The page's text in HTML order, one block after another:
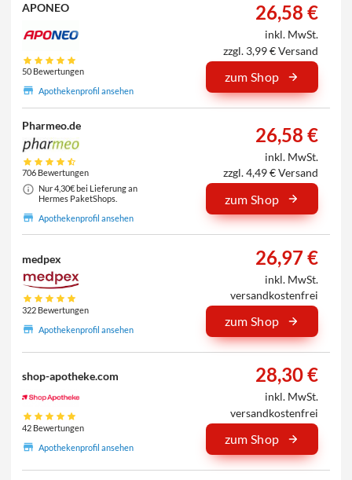
APONEO
50 Bewertungen
Apothekenprofil ansehen
26,58 €
inkl. MwSt.
zzgl. 3,99 € Versand
zum Shop
Pharmeo.de
706 Bewertungen
Nur 4,30€ bei Lieferung an
Hermes PaketShops.
Apothekenprofil ansehen
26,58 €
inkl. MwSt.
zzgl. 4,49 € Versand
zum Shop
medpex
322 Bewertungen
Apothekenprofil ansehen
26,97 €
inkl. MwSt.
versandkostenfrei
zum Shop
shop-apotheke.com
42 Bewertungen
Apothekenprofil ansehen
28,30 €
inkl. MwSt.
versandkostenfrei
zum Shop